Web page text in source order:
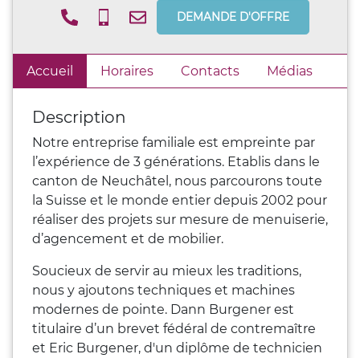
DEMANDE D'OFFRE
Accueil Horaires Contacts Médias
Description
Notre entreprise familiale est empreinte par
l’expérience de 3 générations. Etablis dans le
canton de Neuchâtel, nous parcourons toute
la Suisse et le monde entier depuis 2002 pour
réaliser des projets sur mesure de menuiserie,
d’agencement et de mobilier.
Soucieux de servir au mieux les traditions,
nous y ajoutons techniques et machines
modernes de pointe. Dann Burgener est
titulaire d’un brevet fédéral de contremaître
et Eric Burgener, d'un diplôme de technicien